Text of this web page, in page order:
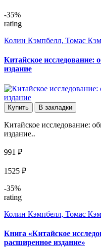
-35%
rating
Колин Кэмпбелл, Томас
Китайское исследование:
издание
Купить В закладки
Китайское исследование:
издание..
991 ₽
1525 ₽
-35%
rating
Колин Кэмпбелл, Томас
Книга «Китайское
расширенное издание»